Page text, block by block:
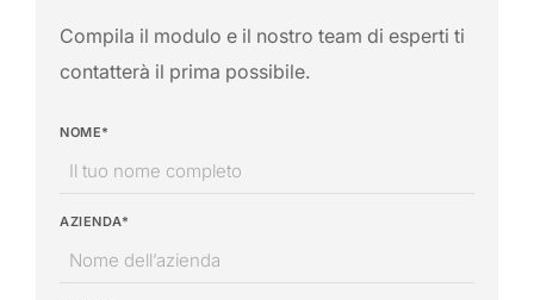
Compila il modulo e il nostro team di esperti ti
contatterà il prima possibile.
NOME*
AZIENDA*